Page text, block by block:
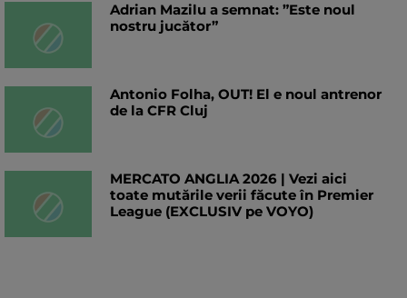
Adrian Mazilu a semnat: ”Este noul
nostru jucător”
Antonio Folha, OUT! El e noul antrenor
de la CFR Cluj
MERCATO ANGLIA 2026 | Vezi aici
toate mutările verii făcute în Premier
League (EXCLUSIV pe VOYO)